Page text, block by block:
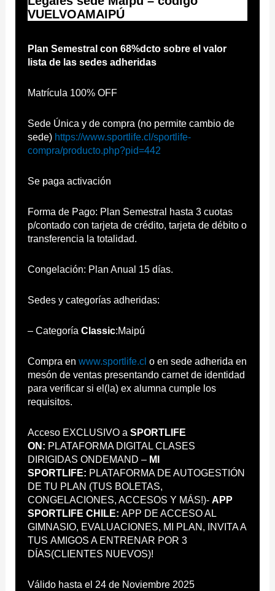
VUELVOAMAIPÚ
Plan Semestral con 68%dcto sobre el valor
lista de las sedes adheridas
Matrícula 100% OFF
Sede Única y de compra (no permite cambio de
sede) https://www.sportlife.cl/sportlife-
compra/producto.php?pid=442
Se paga activación
Forma de Pago: Plan Semestral hasta 3 cuotas
p/contado con tarjeta de crédito, tarjeta de débito o
transferencia la totalidad.
Congelación: Plan Anual 15 días.
Sedes y categorías adheridas:
– Categoría Classic:Maipú
Compra en www.sportlife.cl o en sede adherida en
mesón de ventas presentando carnet de identidad
para verificar si el(la) ex alumna cumple los
requisitos.
Acceso EXCLUSIVO a SPORTLIFE
ON: PLATAFORMA DIGITAL CLASES
DIRIGIDAS ONDEMAND – MI
SPORTLIFE: PLATAFORMA DE AUTOGESTIÓN
DE TU PLAN (TUS BOLETAS,
CONGELACIONES, ACCESOS Y MÁS!)- APP
SPORTLIFE CHILE: APP DE ACCESO AL
GIMNASIO, EVALUACIONES, MI PLAN, INVITA A
TUS AMIGOS A ENTRENAR POR 3
DÍAS(CLIENTES NUEVOS)!
Válido hasta el 24 de Noviembre 2025